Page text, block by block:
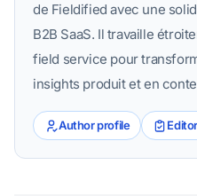
de Fieldified avec une
B2B SaaS. Il travaille
field service pour
insights produit et en
Author profile